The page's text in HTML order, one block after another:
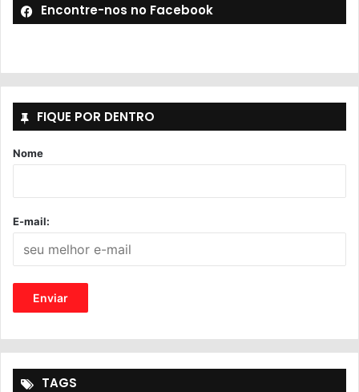
Encontre-nos no Facebook
FIQUE POR DENTRO
Nome
E-mail:
TAGS